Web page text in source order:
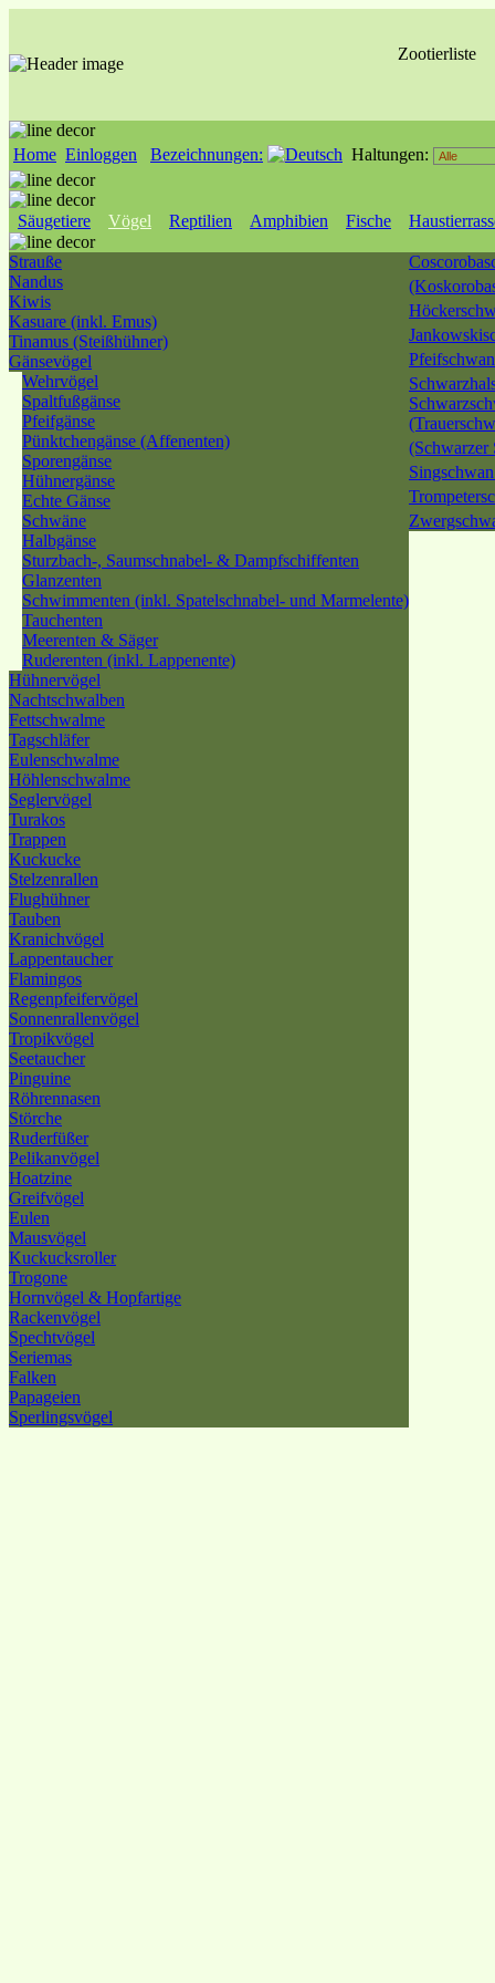
Zootierliste
Home Einloggen Bezeichnungen: Haltungen:
Säugetiere Vögel Reptilien Amphibien Fische
Strauße
Nandus
Kiwis
Kasuare (inkl. Emus)
Tinamus (Steißhühner)
Gänsevögel
Wehrvögel
Spaltfußgänse
Pfeifgänse
Pünktchengänse (Affenenten)
Sporengänse
Hühnergänse
Echte Gänse
Schwäne
Halbgänse
Sturzbach-, Saumschnabel- & Dampfschiffenten
Glanzenten
Schwimmenten (inkl. Spatelschnabel- und Marmelente)
Tauchenten
Meerenten & Säger
Ruderenten (inkl. Lappenente)
Hühnervögel
Nachtschwalben
Fettschwalme
Tagschläfer
Eulenschwalme
Höhlenschwalme
Seglervögel
Turakos
Trappen
Kuckucke
Stelzenrallen
Flughühner
Tauben
Kranichvögel
Lappentaucher
Flamingos
Regenpfeifervögel
Sonnenrallenvögel
Tropikvögel
Seetaucher
Pinguine
Röhrennasen
Störche
Ruderfüßer
Pelikanvögel
Hoatzine
Greifvögel
Eulen
Mausvögel
Kuckucksroller
Trogone
Hornvögel & Hopfartige
Rackenvögel
Spechtvögel
Seriemas
Falken
Papageien
Sperlingsvögel